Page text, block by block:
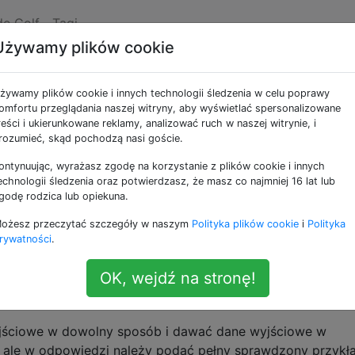
Golf Tagi
nastałe matrycy.
) jest zdefiniowana jako
permutacji
.
w dowolny sposób i dawać dane wyjściowe w
w odpowiedzi należy podać pełny sprawdzony
plików cookie
plików cookie i innych technologii śledzenia w celu poprawy
przeglądania naszej witryny, aby wyświetlać spersonalizowane
i ukierunkowane reklamy, analizować ruch w naszej witrynie, i
skąd pochodzą nasi goście.
wyrażasz zgodę na korzystanie z plików cookie i innych
śledzenia oraz potwierdzasz, że masz co najmniej 16 lat lub
rodzica lub opiekuna.
przeczytać szczegóły w naszym Polityka plików cookie i Polityka
.
OK, wejdź na stronę!